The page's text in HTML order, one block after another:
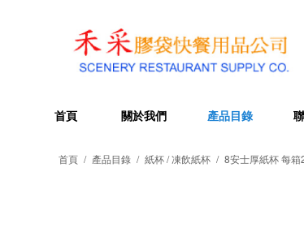
首頁 關於我們 產品目錄
首頁 / 產品目錄 / 紙杯 / 凍飲紙杯 / 8安士厚紙杯 每箱